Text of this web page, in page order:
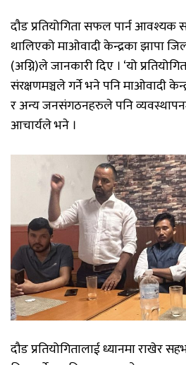
दौड प्रतियोगिता सफल पार्न आवश्यक
थालिएको माओवादी केन्द्रका झापा
(अग्नि)ले जानकारी दिए । ‘यो
संरक्षणमञ्चले गर्ने भने पनि माओवादी
र अन्य जनसंगठनहरुले पनि
आचार्यले भने ।
दौड प्रतियोगितालाई ध्यानमा राखेर